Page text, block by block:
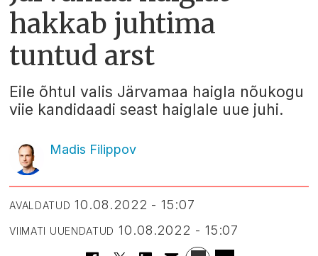
hakkab juhtima
tuntud arst
Eile õhtul valis Järvamaa haigla nõukogu
viie kandidaadi seast haiglale uue juhi.
Madis Filippov
AVALDATUD 10.08.2022 - 15:07
VIIMATI UUENDATUD 10.08.2022 - 15:07